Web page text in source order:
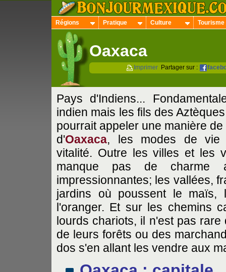
Régions Pratique Culture Tourisme
Oaxaca
Imprimer Partager sur :
Pays d'Indiens...
indien mais les fils des
pourrait appeler une manière
d'Oaxaca, les modes de vie
vitalité. Outre les villes et les
manque pas de
impressionnantes; les vallées,
jardins où poussent le
l'oranger. Et sur les chemins
lourds chariots, il n'est pas
de leurs forêts ou des
dos s'en allant les vendre aux